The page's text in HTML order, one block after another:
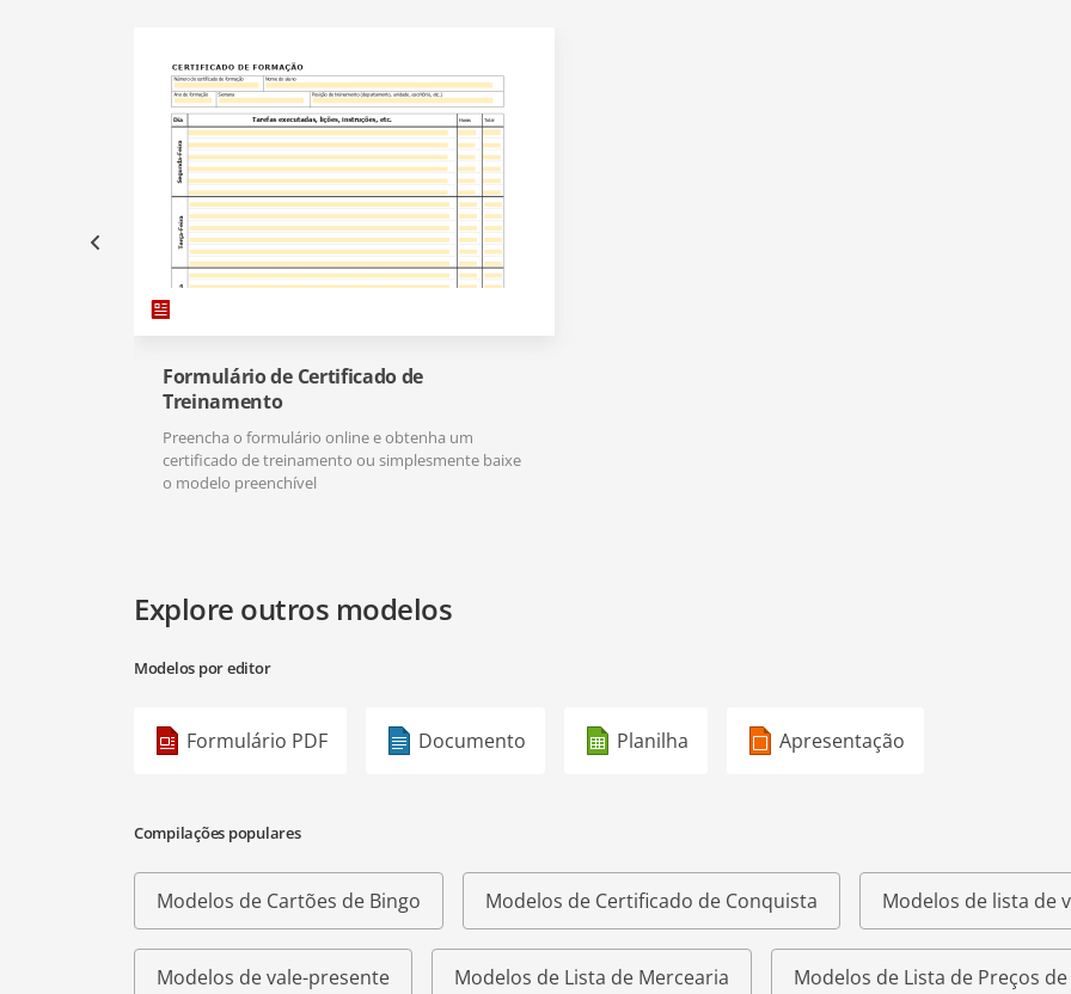
Formulário de Certificado de
Treinamento
Preencha o formulário online e obtenha um
certificado de treinamento ou simplesmente baixe
o modelo preenchível
Explore outros modelos
Modelos por editor
Formulário PDF Documento Planilha Apresentação
Compilações populares
Modelos de Cartões de Bingo Modelos de Certificado de Conquista Modelos de lista de
Modelos de vale-presente Modelos de Lista de Mercearia Modelos de Lista de Preços